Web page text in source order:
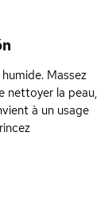
Massez
nettoyer la peau,
à un usage